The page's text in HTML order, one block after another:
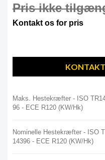
Pris ikke
Kontakt os for pris
Maks. Hestekræfter - ISO
96 - ECE R120 (kW/hk)
Nominelle Hestekræfter - ISO
14396 - ECE R120 (kW/hk)